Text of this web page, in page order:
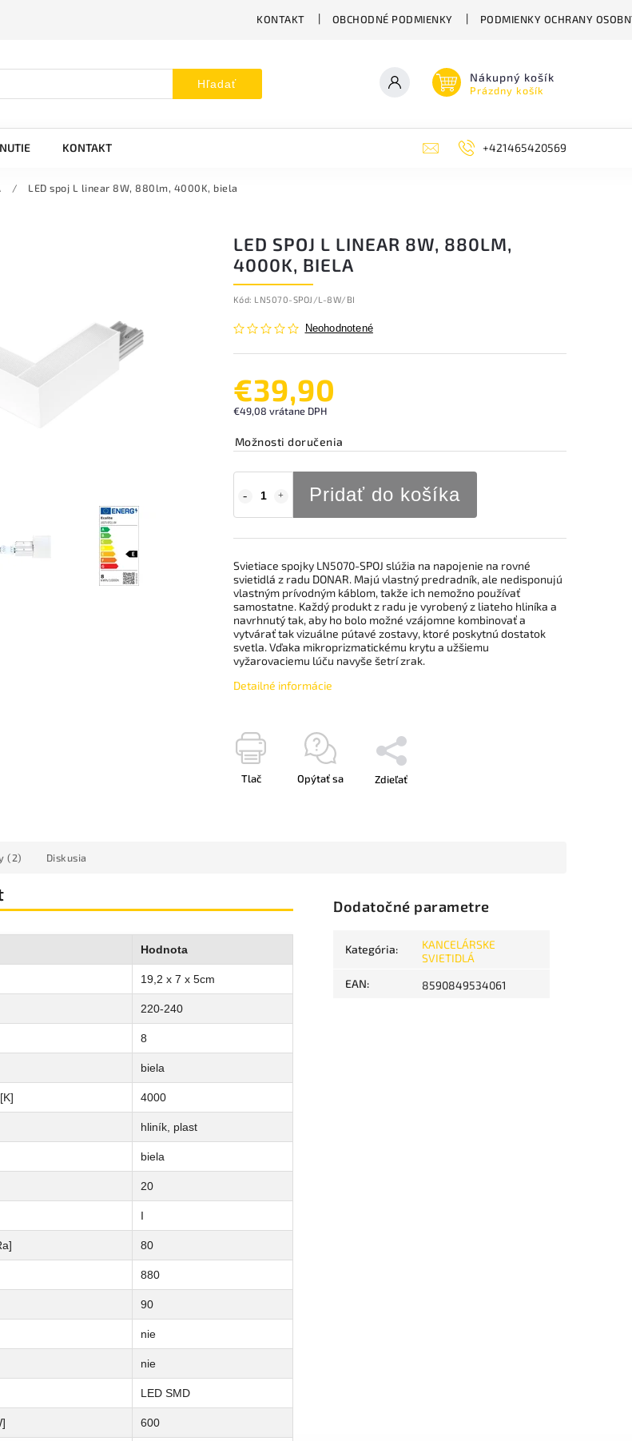
KONTAKT OBCHODNÉ PODMIENKY PODMIENKY OCHRANY
Hľadať Nákupný košík
Prázdny košík
KONTAKT +421465420569
/ LED spoj L linear 8W, 880lm, 4000K, biela
LED SPOJ L LINEAR 8W, 880LM,
4000K, BIELA
Kód: LN5070-SPOJ/L-8W/BI
Neohodnotené
€39,90
€49,08 vrátane DPH
Možnosti doručenia
Pridať do košíka
Svietiace spojky LN5070-SPOJ slúžia na napojenie na rovné
svietidlá z radu DONAR. Majú vlastný predradník, ale nedisponujú
vlastným prívodným káblom, takže ich nemožno používať
samostatne. Každý produkt z radu je vyrobený z liateho hliníka a
navrhnutý tak, aby ho bolo možné vzájomne kombinovať a
vytvárať tak vizuálne pútavé zostavy, ktoré poskytnú dostatok
svetla. Vďaka mikroprizmatickému krytu a užšiemu
vyžarovaciemu lúču navyše šetrí zrak.
Detailné informácie
Tlač Opýtať sa Zdieľať
(2) Diskusia
Hodnota
19,2 x 7 x 5cm
220-240
8
biela
4000
hliník, plast
biela
20
I
80
880
90
nie
nie
LED SMD
600
Dodatočné parametre
Kategória:
KANCELÁRSKE
SVIETIDLÁ
EAN: 8590849534061